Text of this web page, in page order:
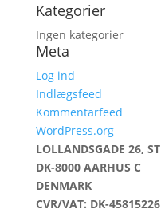
Kategorier
Ingen kategorier
Meta
Log ind
Indlægsfeed
Kommentarfeed
WordPress.org
LOLLANDSGADE 26, ST
DK-8000 AARHUS C
DENMARK
CVR/VAT: DK-45815226